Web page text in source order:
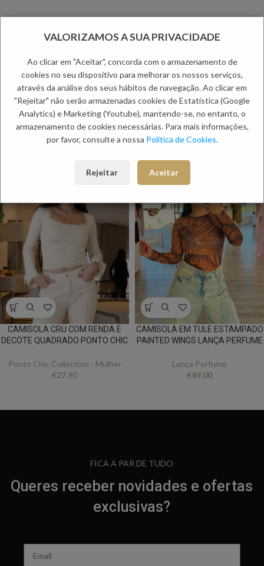
Trocas e Devoluções
Categorias: Camisolas, Mulher
Etiquetas:Primavera Mulher, Saldos de Mulher Verão Mulher
PRODUTOS RELACIONADOS:
CAMISOLA CRU COM RENDA E
DECOTE QUADRADO PONTO CHIC
Ponto Chic Collection - Mulher
€27.90
NOVO
CAMISOLA EM TULE ESTAMPADO
PAINTED WINGS LANÇA PERFUME
Lança Perfume
€49.00
FICA A PAR DE TUDO
Queres receber novidades e ofertas
exclusivas?
VALORIZAMOS A SUA PRIVACIDADE
Ao clicar em "Aceitar", concorda com o armazenamento de
cookies no seu dispositivo para melhorar os nossos serviços,
através da análise dos seus hábitos de navegação. Ao clicar em
"Rejeitar" não serão armazenadas cookies de Estatística (Google
Analytics) e Marketing (Youtube), mantendo-se, no entanto, o
armazenamento de cookies necessárias. Para mais informações,
por favor, consulte a nossa Política de Cookies.
Rejeitar Aceitar